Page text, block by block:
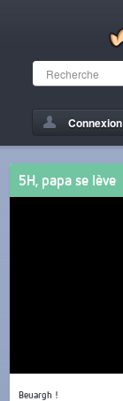
Connexion
5H, papa se lève
Beuargh !